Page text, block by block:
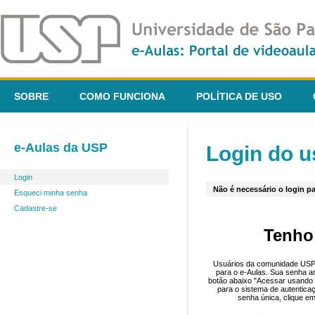
SOBRE COMO FUNCIONA POLÍTICA DE USO
e-Aulas da USP
Login
Esqueci minha senha
Cadastre-se
Login do
Não é necessário o login
Usuários da comunidade
para o e-Aulas. Sua senha
botão abaixo "Acessar
para o sistema de
senha única, clique